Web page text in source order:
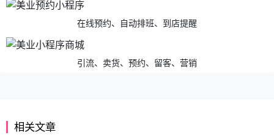
在线预约、自动排班、到店提醒
引流、卖货、预约、留客、营销
相关文章